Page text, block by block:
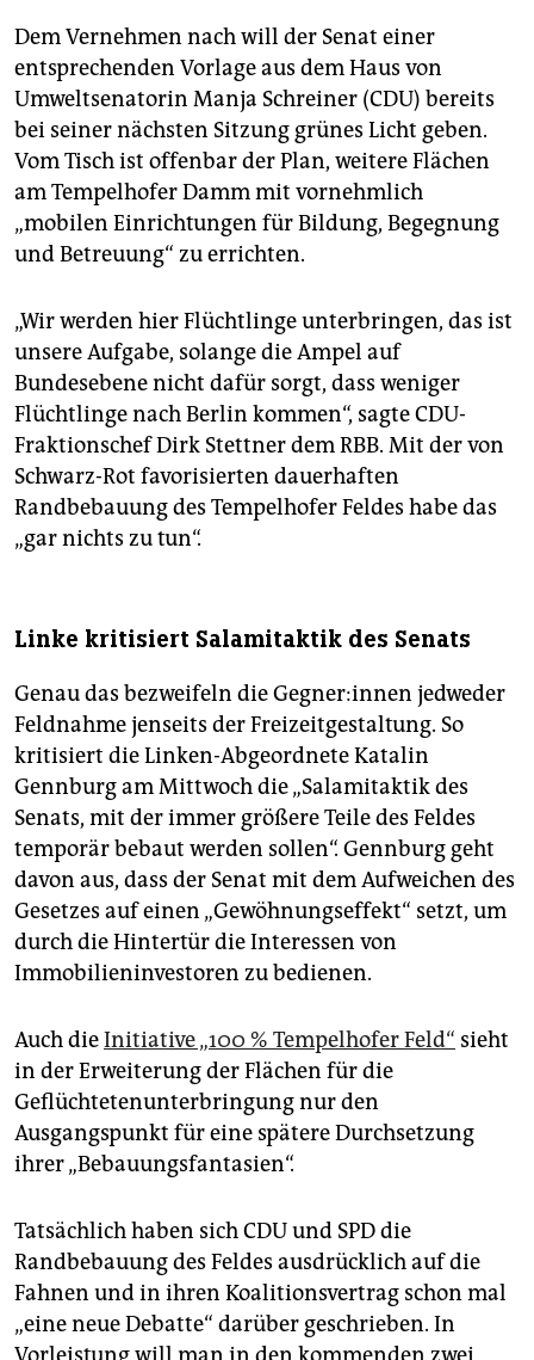
Dem Vernehmen nach will der Senat einer
entsprechenden Vorlage aus dem Haus von
Umweltsenatorin Manja Schreiner (CDU) bereits
bei seiner nächsten Sitzung grünes Licht geben.
Vom Tisch ist offenbar der Plan, weitere Flächen
am Tempelhofer Damm mit vornehmlich
„mobilen Einrichtungen für Bildung, Begegnung
und Betreuung“ zu errichten.
„Wir werden hier Flüchtlinge unterbringen, das ist
unsere Aufgabe, solange die Ampel auf
Bundesebene nicht dafür sorgt, dass weniger
Flüchtlinge nach Berlin kommen“, sagte CDU-
Fraktionschef Dirk Stettner dem RBB. Mit der von
Schwarz-Rot favorisierten dauerhaften
Randbebauung des Tempelhofer Feldes habe das
„gar nichts zu tun“.
Linke kritisiert Salamitaktik des Senats
Genau das bezweifeln die Geg­ne­r:in­nen jedweder
Feldnahme jenseits der Freizeitgestaltung. So
kritisiert die Linken-Abgeordnete Katalin
Gennburg am Mittwoch die „Salamitaktik des
Senats, mit der immer größere Teile des Feldes
temporär bebaut werden sollen“. Gennburg geht
davon aus, dass der Senat mit dem Aufweichen des
Gesetzes auf einen „Gewöhnungseffekt“ setzt, um
durch die Hintertür die Interessen von
Immobilieninvestoren zu bedienen.
Auch dieInitiative „100 % Tempelhofer Feld“ sieht
in der Erweiterung der Flächen für die
Geflüchtetenunterbringung nur den
Ausgangspunkt für eine spätere Durchsetzung
ihrer „Bebauungsfantasien“.
Tatsächlich haben sich CDU und SPD die
Randbebauung des Feldes ausdrücklich auf die
Fahnen und in ihren Koalitionsvertrag schon mal
„eine neue Debatte“ darüber geschrieben. In